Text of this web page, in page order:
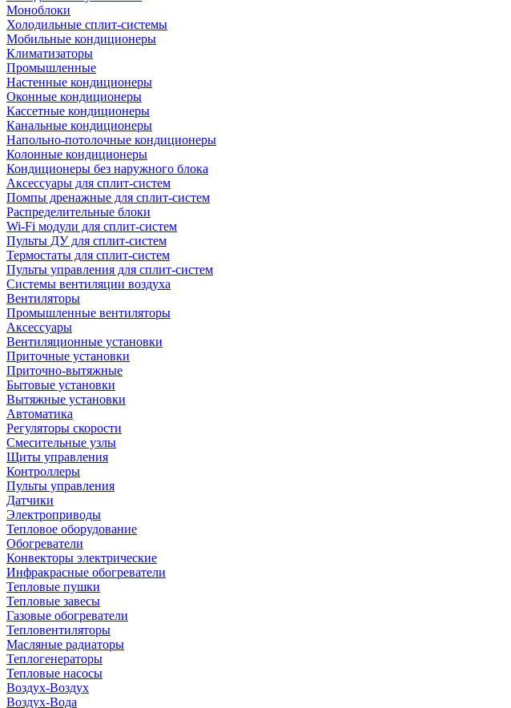
Моноблоки
Холодильные сплит-системы
Мобильные кондиционеры
Климатизаторы
Промышленные
Настенные кондиционеры
Оконные кондиционеры
Кассетные кондиционеры
Канальные кондиционеры
Напольно-потолочные кондиционеры
Колонные кондиционеры
Кондиционеры без наружного блока
Аксессуары для сплит-систем
Помпы дренажные для сплит-систем
Распределительные блоки
Wi-Fi модули для сплит-систем
Пульты ДУ для сплит-систем
Термостаты для сплит-систем
Пульты управления для сплит-систем
Системы вентиляции воздуха
Вентиляторы
Промышленные вентиляторы
Аксессуары
Вентиляционные установки
Приточные установки
Приточно-вытяжные
Бытовые установки
Вытяжные установки
Автоматика
Регуляторы скорости
Смесительные узлы
Щиты управления
Контроллеры
Пульты управления
Датчики
Электроприводы
Тепловое оборудование
Обогреватели
Конвекторы электрические
Инфракрасные обогреватели
Тепловые пушки
Тепловые завесы
Газовые обогреватели
Тепловентиляторы
Масляные радиаторы
Теплогенераторы
Тепловые насосы
Воздух-Воздух
Воздух-Вода